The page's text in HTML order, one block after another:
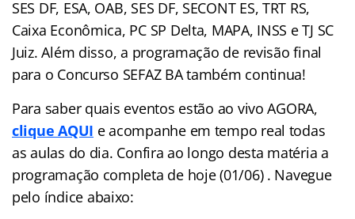
SES DF, ESA, OAB, SES DF, SECONT ES, TRT RS,
Caixa Econômica, PC SP Delta, MAPA, INSS e TJ SC
Juiz. Além disso, a programação de revisão final
para o Concurso SEFAZ BA também continua!
Para saber quais eventos estão ao vivo AGORA,
clique AQUI e acompanhe em tempo real todas
as aulas do dia. Confira ao longo desta matéria a
programação completa de hoje (01/06) . Navegue
pelo índice abaixo: